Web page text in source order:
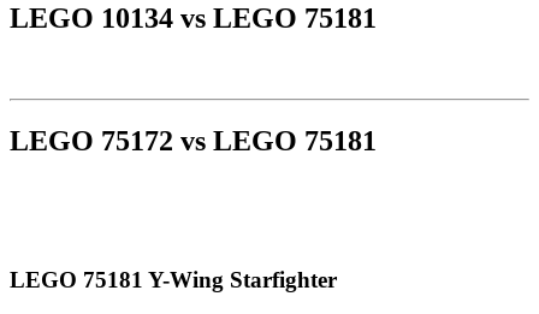
LEGO 10134 vs LEGO 75181
LEGO 75172 vs LEGO 75181
LEGO 75181 Y-Wing Starfighter